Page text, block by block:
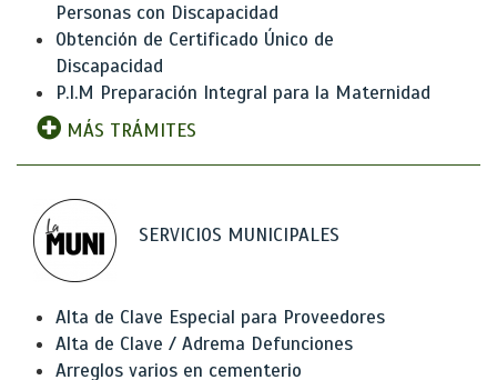
Personas con Discapacidad
Obtención de Certificado Único de
Discapacidad
P.I.M Preparación Integral para la Maternidad
MÁS TRÁMITES
SERVICIOS MUNICIPALES
Alta de Clave Especial para Proveedores
Alta de Clave / Adrema Defunciones
Arreglos varios en cementerio